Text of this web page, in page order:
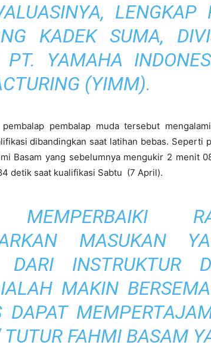
LENGKAP
KADEK SUMA,
PT. YAMAHA
(YIMM).
pembalap muda tersebut
dibandingkan saat latihan bebas. Seperti
Basam yang sebelumnya mengukir 2 menit
detik saat kualifikasi Sabtu (7 April).
MEMPERBAIKI
MASUKAN
DARI INSTRUKTUR
MAKIN
DAPAT
TUTUR FAHMI BASAM